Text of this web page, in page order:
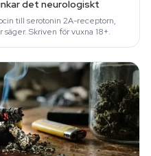
det neurologiskt
till serotonin 2A-receptorn,
säger. Skriven för vuxna 18+.